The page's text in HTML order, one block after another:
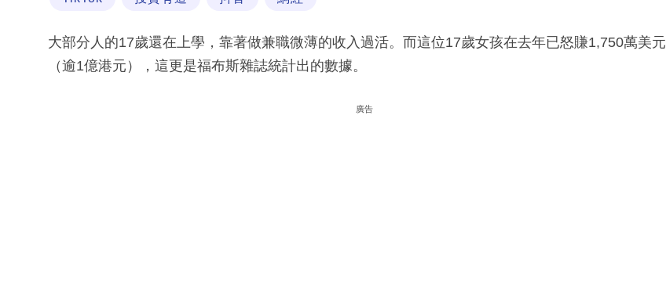
大部分人的17歲還在上學，靠著做兼職微薄的收入過活。而這位17歲女孩在去年已怒賺1,750萬美元
（逾1億港元），這更是福布斯雜誌統計出的數據。
廣告